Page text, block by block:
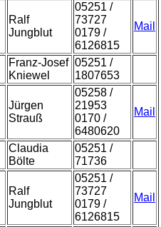
Ralf
Jungblut
05251 /
73727
0179 /
6126815
Mail
Franz-Josef
Kniewel
05251 /
1807653
Jürgen
Strauß
05258 /
21953
0170 /
6480620
Mail
Claudia
Bölte
05251 /
71736
Ralf
Jungblut
05251 /
73727
0179 /
6126815
Mail